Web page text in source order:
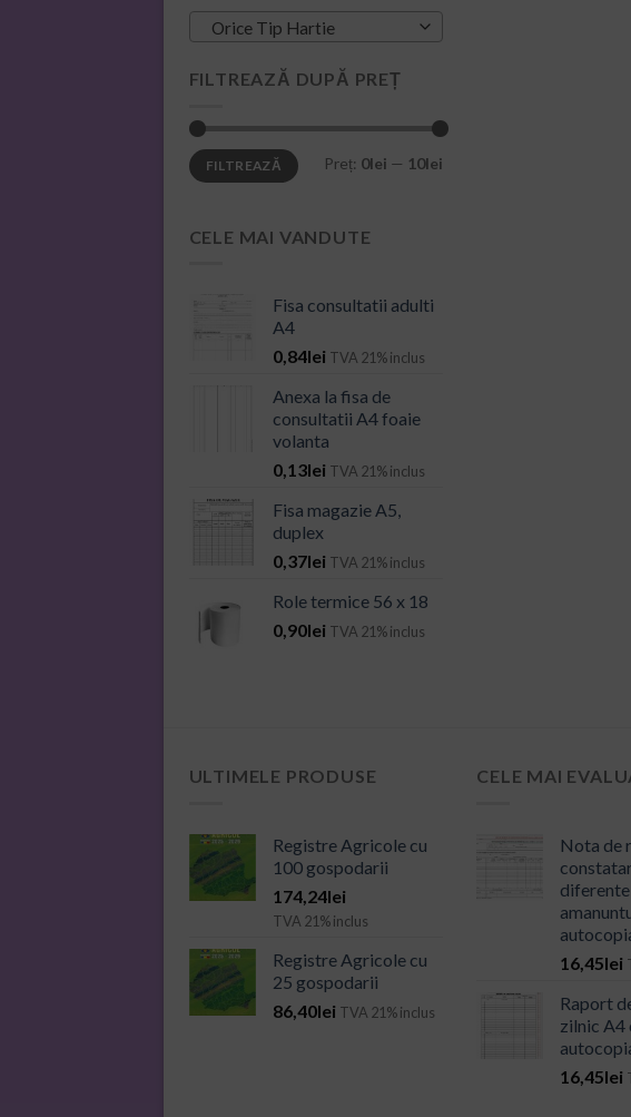
Orice Tip Hartie
FILTREAZĂ DUPĂ PREȚ
Preț
minim
Preț
maxim
FILTREAZĂ Preț: 0lei — 10lei
CELE MAI VANDUTE
Fisa consultatii adulti
A4
0,84lei TVA 21% inclus
Anexa la fisa de
consultatii A4 foaie
volanta
0,13lei TVA 21% inclus
Fisa magazie A5,
duplex
0,37lei TVA 21% inclus
Role termice 56 x 18
0,90lei TVA 21% inclus
ULTIMELE PRODUSE
Registre Agricole cu
100 gospodarii
174,24lei
TVA 21% inclus
Registre Agricole cu
25 gospodarii
86,40lei TVA 21% inclus
CELE MAI
Nota de
16,45lei
Raport
zilnic A4
16,45lei